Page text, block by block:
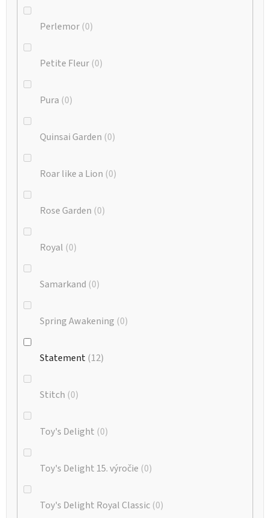
Perlemor 0
Petite Fleur 0
Pura 0
Quinsai Garden 0
Roar like a Lion 0
Rose Garden 0
Royal 0
Samarkand 0
Spring Awakening 0
Statement 12
Stitch 0
Toy's Delight 0
Toy's Delight 15. výročie 0
Toy's Delight Royal Classic 0